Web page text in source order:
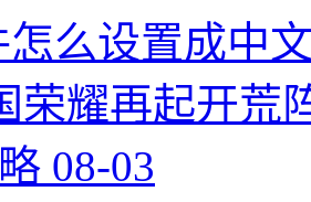
么设置成中
荣耀再起开荒
08-03